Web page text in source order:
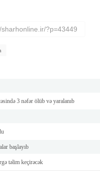
sharhonline.ir/?p=43449
3 nəfər ölüb və yaralanıb
başlayıb
təlim keçirəcək